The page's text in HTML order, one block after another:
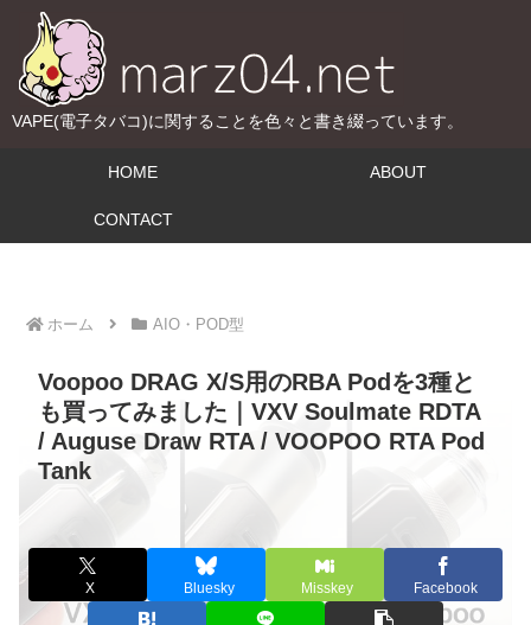
VAPE(電子タバコ)に関することを色々と書き綴っています。
HOME ABOUT
CONTACT
ホーム AIO・POD型
Voopoo DRAG X/S用のRBA Podを3種と
も買ってみました｜VXV Soulmate RDTA
/ Auguse Draw RTA / VOOPOO RTA Pod
Tank
X Bluesky Misskey Facebook